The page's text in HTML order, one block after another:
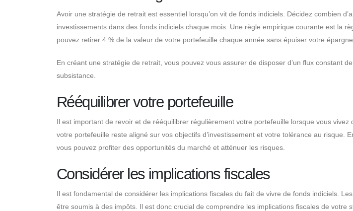
Avoir une stratégie de retrait est essentiel lorsqu’on vit de fonds indiciels. Décidez combien
investissements dans des fonds indiciels chaque mois. Une règle empirique courante est la
pouvez retirer 4 % de la valeur de votre portefeuille chaque année sans épuiser votre
En créant une stratégie de retrait, vous pouvez vous assurer de disposer d’un flux constant
subsistance.
Rééquilibrer votre portefeuille
Il est important de revoir et de rééquilibrer régulièrement votre portefeuille lorsque vous vivez
votre portefeuille reste aligné sur vos objectifs d’investissement et votre tolérance au risque.
vous pouvez profiter des opportunités du marché et atténuer les risques.
Considérer les implications fiscales
Il est fondamental de considérer les implications fiscales du fait de vivre de fonds indiciels.
être soumis à des impôts. Il est donc crucial de comprendre les implications fiscales de votre